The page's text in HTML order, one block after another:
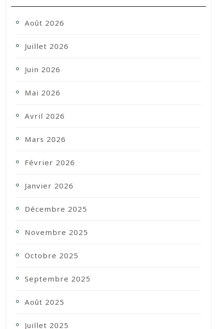
Août 2026
Juillet 2026
Juin 2026
Mai 2026
Avril 2026
Mars 2026
Février 2026
Janvier 2026
Décembre 2025
Novembre 2025
Octobre 2025
Septembre 2025
Août 2025
Juillet 2025